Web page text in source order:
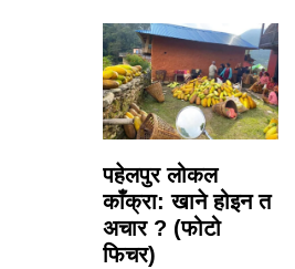
पहेलपुर लोकल
काँक्रा: खाने होइन त
अचार ? (फोटो
फिचर)